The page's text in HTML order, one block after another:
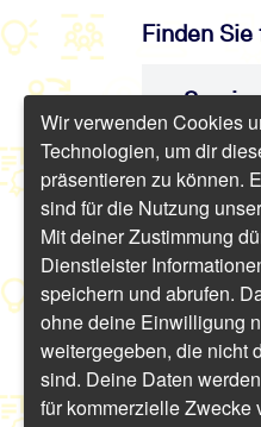
Finden
Online |
Wir verwenden Cookies
Technologien, um dir
präsentieren zu können.
sind für die Nutzung
Mit deiner Zustimmung
Dienstleister
speichern und abrufen.
ohne deine Einwilligung
weitergegeben, die nicht
sind. Deine Daten
für kommerzielle Zwecke